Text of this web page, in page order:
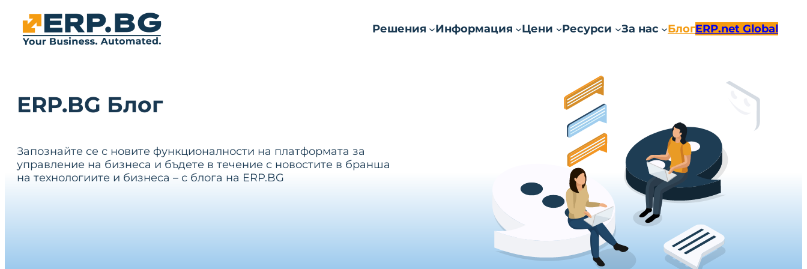
Решения Информация Цени Ресурси За нас БлогERP.net Global
ERP.BG Блог
Запознайте се с новите функционалности на платформата за
управление на бизнеса и бъдете в течение с новостите в бранша
на технологиите и бизнеса – с блога на ERP.BG